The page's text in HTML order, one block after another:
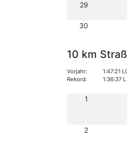
29
30
10 km
Vorjahr:
1:47:21
Rekord:
1:36:37
1
2